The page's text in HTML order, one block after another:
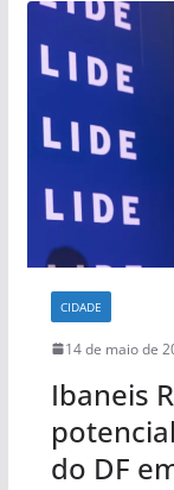
CIDADE
14 de maio de
Ibaneis
do DF